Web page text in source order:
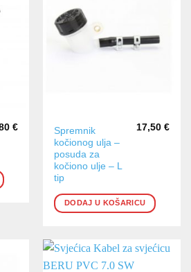
€
Spremnik
kočionog ulja –
posuda za
kočiono ulje – L
tip
17,50 €
DODAJ U KOŠARICU